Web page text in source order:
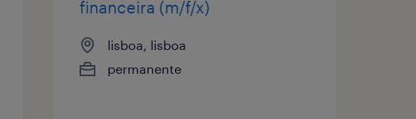
financeira (m/f/x)
lisboa, lisboa
permanente